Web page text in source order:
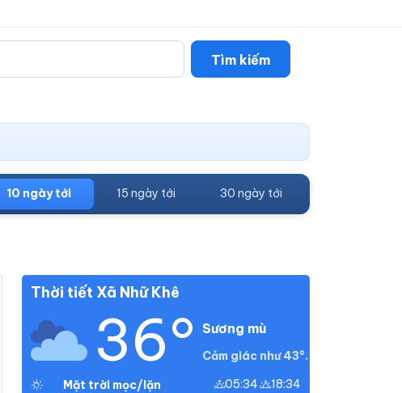
Tìm kiếm
10 ngày tới 15 ngày tới 30 ngày tới
Thời tiết Xã Nhữ Khê
36° Sương mù
Cảm giác như 43°.
Mặt trời mọc/lặn
05:34 18:34